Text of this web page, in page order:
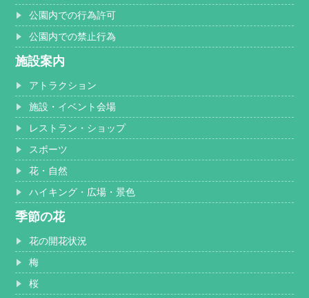
公園内での行為許可
公園内での禁止行為
施設案内
アトラクション
施設・イベント会場
レストラン・ショップ
スポーツ
花・自然
ハイキング・広場・景色
季節の花
花の開花状況
梅
桜